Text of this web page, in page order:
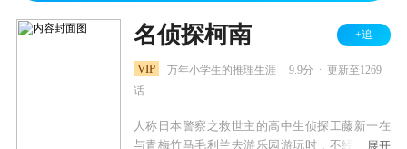
名侦探柯南 +追
VIP 万年小学生的推理生涯 9.9分
更新至1269
话
人称日本警察之救世主的高中生侦探工藤新一在
与青梅竹马毛利兰去游乐园游玩时，不经意中发
展开